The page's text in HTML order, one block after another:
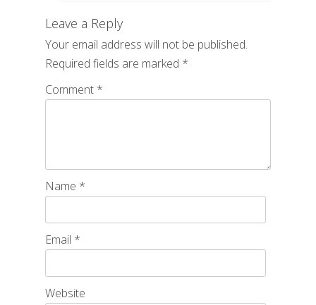
Leave a Reply
Your email address will not be published.
Required fields are marked *
Comment *
Name *
Email *
Website